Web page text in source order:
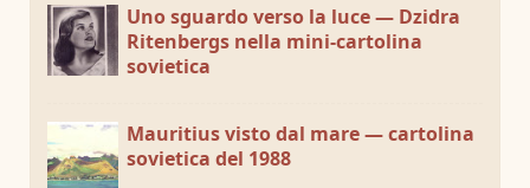
Uno sguardo verso la luce — Dzidra
Ritenbergs nella mini-cartolina
sovietica
Mauritius visto dal mare — cartolina
sovietica del 1988